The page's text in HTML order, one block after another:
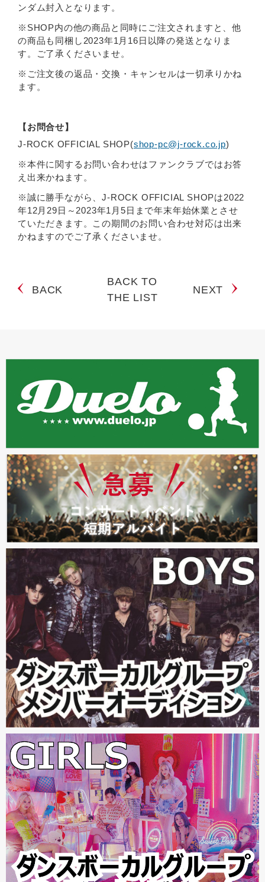
ンダム封入となります。
※SHOP内の他の商品と同時にご注文されますと、他
の商品も同梱し2023年1月16日以降の発送となりま
す。ご了承くださいませ。
※ご注文後の返品・交換・キャンセルは一切承りかね
ます。
【お問合せ】
J-ROCK OFFICIAL SHOP(shop-pc@j-rock.co.jp)
※本件に関するお問い合わせはファンクラブではお答
え出来かねます。
※誠に勝手ながら、J-ROCK OFFICIAL SHOPは2022
年12月29日～2023年1月5日まで年末年始休業とさせ
ていただきます。この期間のお問い合わせ対応は出来
かねますのでご了承くださいませ。
BACK
BACK TO
THE LIST
NEXT